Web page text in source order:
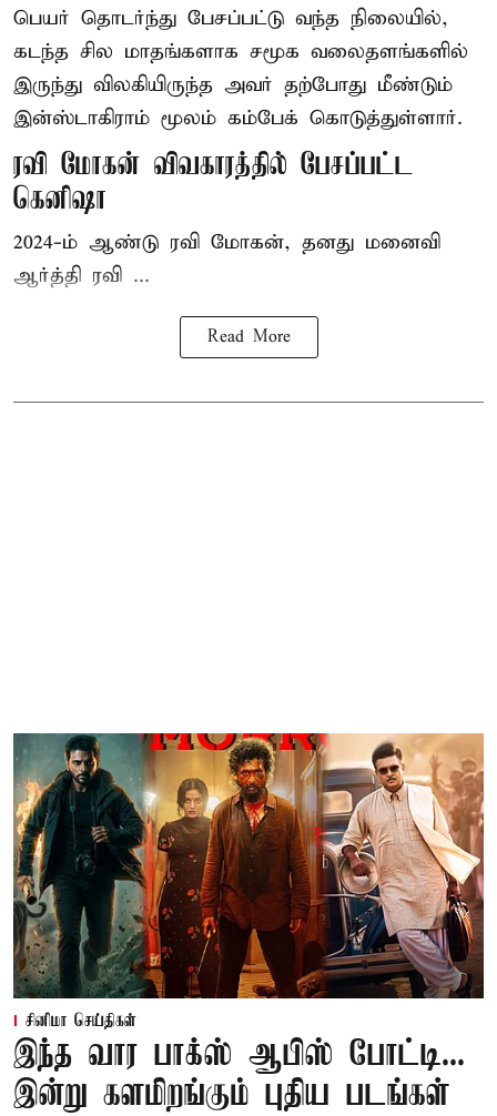
பெயர் தொடர்ந்து பேசப்பட்டு வந்த நிலையில்,
கடந்த சில மாதங்களாக சமூக வலைதளங்களில்
இருந்து விலகியிருந்த அவர் தற்போது மீண்டும்
இன்ஸ்டாகிராம் மூலம் கம்பேக் கொடுத்துள்ளார்.
ரவி மோகன் விவகாரத்தில் பேசப்பட்ட
கெனிஷா
2024-ம் ஆண்டு ரவி மோகன், தனது மனைவி
ஆர்த்தி ரவி ...
Read More
சினிமா செய்திகள்
இந்த வார பாக்ஸ் ஆபிஸ் போட்டி...
இன்று களமிறங்கும் புதிய படங்கள்